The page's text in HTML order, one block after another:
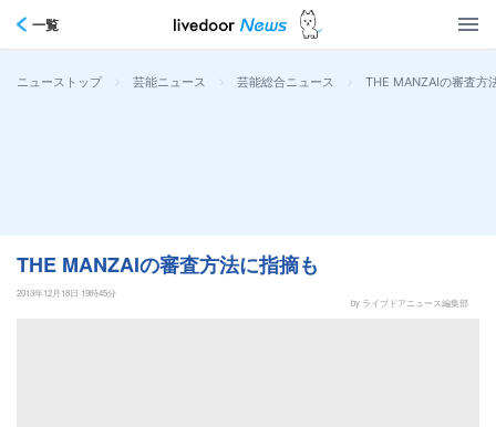
一覧
ニューストップ > 芸能ニュース > 芸能総合ニュース > THE MANZAIの審査方
THE MANZAIの審査方法に指摘も
2013年12月18日 19時45分
by ライブドアニュース編集部